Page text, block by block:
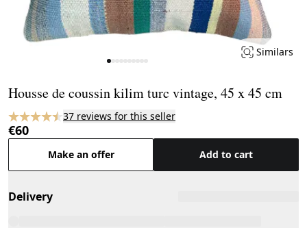
Similars
Housse de coussin kilim turc vintage, 45 x 45 cm
37 reviews for this seller
€60
Make an offer Add to cart
Delivery